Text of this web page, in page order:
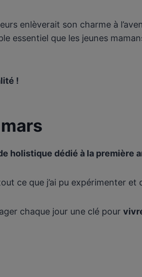
enlèverait son charme à
essentiel que les jeunes
!
holistique dédié à la première
ce que j’ai pu expérimenter
chaque jour une clé pour